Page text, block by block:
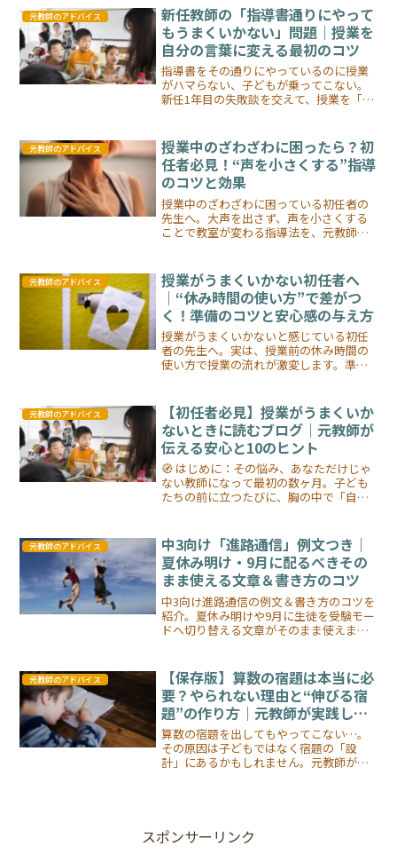
元教師のアドバイス
新任教師の「指導書通りにやって
もうまくいかない」問題｜授業を
自分の言葉に変える最初のコツ
指導書をその通りにやっているのに授業
がハマらない、子どもが乗ってこない。
新任1年目の失敗談を交えて、授業を「自
元教師のアドバイス
授業中のざわざわに困ったら？初
任者必見！“声を小さくする”指導
のコツと効果
授業中のざわざわに困っている初任者の
先生へ。大声を出さず、声を小さくする
ことで教室が変わる指導法を、元教師が
元教師のアドバイス
授業がうまくいかない初任者へ
｜“休み時間の使い方”で差がつ
く！準備のコツと安心感の与え方
授業がうまくいかないと感じている初任
者の先生へ。実は、授業前の休み時間の
使い方で授業の流れが激変します。準
う。
元教師のアドバイス
【初任者必見】授業がうまくいか
ないときに読むブログ｜元教師が
伝える安心と10のヒント
🧭 はじめに：その悩み、あなただけじゃ
ない教師になって最初の数ヶ月。子ども
たちの前に立つたびに、胸の中で「自分
進まない。子どもが話を聞いてくれな
い。沈黙が怖い。そんな経...
元教師のアドバイス
中3向け「進路通信」例文つき｜
夏休み明け・9月に配るべきその
まま使える文章＆書き方のコツ
中3向け進路通信の例文＆書き方のコツを
紹介。夏休み明けや9月に生徒を受験モー
ドへ切り替える文章がそのまま使えま
元教師のアドバイス
【保存版】算数の宿題は本当に必
要？やられない理由と“伸びる宿
題”の作り方｜元教師が実践した
改善法
算数の宿題を出してもやってこない…。
その原因は子どもではなく宿題の「設
計」にあるかもしれません。元教師が、
く解説します。
スポンサーリンク